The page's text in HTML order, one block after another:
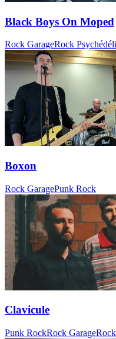
Black Boys On Moped
Rock GarageRock
Boxon
Rock GaragePunk Rock
Clavicule
Punk RockRock Garage